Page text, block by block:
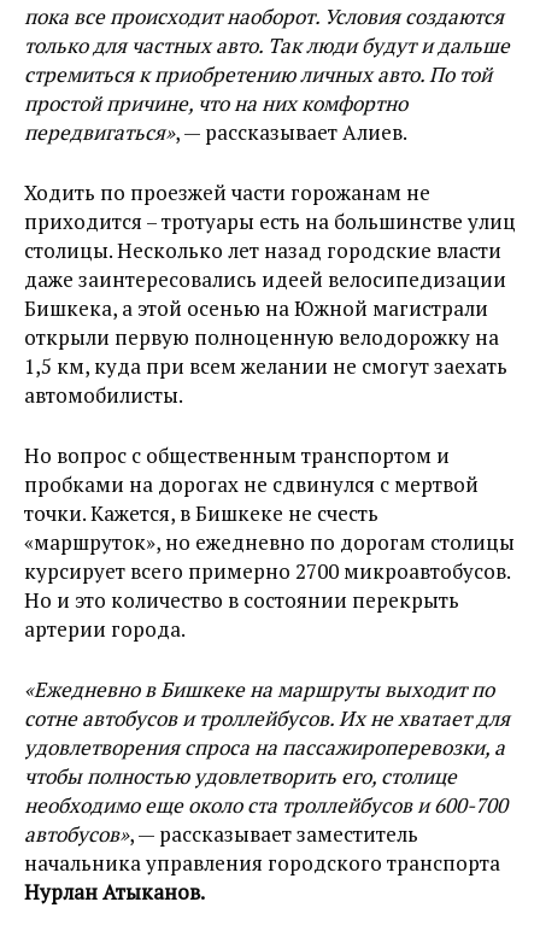
пока все происходит наоборот. Условия создаются
только для частных авто. Так люди будут и дальше
стремиться к приобретению личных авто. По той
простой причине, что на них комфортно
передвигаться», — рассказывает Алиев.
Ходить по проезжей части горожанам не
приходится – тротуары есть на большинстве улиц
столицы. Несколько лет назад городские власти
даже заинтересовались идеей велосипедизации
Бишкека, а этой осенью на Южной магистрали
открыли первую полноценную велодорожку на
1,5 км, куда при всем желании не смогут заехать
автомобилисты.
Но вопрос с общественным транспортом и
пробками на дорогах не сдвинулся с мертвой
точки. Кажется, в Бишкеке не счесть
«маршруток», но ежедневно по дорогам столицы
курсирует всего примерно 2700 микроавтобусов.
Но и это количество в состоянии перекрыть
артерии города.
«​Ежедневно в Бишкеке на маршруты выходит по
сотне автобусов и троллейбусов. Их не хватает для
удовлетворения спроса на пассажироперевозки, а
чтобы полностью удовлетворить его, столице
необходимо еще около ста троллейбусов и 600-700
автобусов»​, — рассказывает заместитель
начальника управления городского транспорта
Нурлан Атыканов.